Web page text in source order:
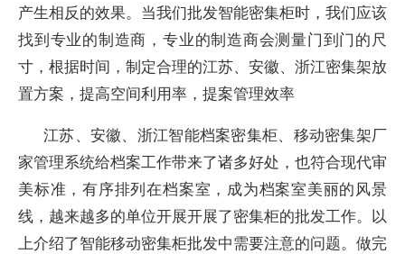
产生相反的效果。当我们批发智能密集柜时，我们应该
找到专业的制造商，专业的制造商会测量门到门的尺
寸，根据时间，制定合理的江苏、安徽、浙江密集架放
置方案，提高空间利用率，提案管理效率
江苏、安徽、浙江智能档案密集柜、移动密集架厂
家管理系统给档案工作带来了诸多好处，也符合现代审
美标准，有序排列在档案室，成为档案室美丽的风景
线，越来越多的单位开展开展了密集柜的批发工作。以
上介绍了智能移动密集柜批发中需要注意的问题。做完